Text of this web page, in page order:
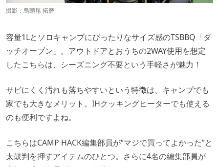
撮影：烏頭尾 拓磨
容量1Lとソロキャンプにぴったりなサイズ感のTSBBQ「ダ
ッチオーブン」。アウトドアとおうちの2WAY使用を想定
したこちらは、シーズニング不要という手軽さが魅力！
サビにくく汚れも落ちやすいという特徴は、キャンプでも
家でも大きなメリット。IHクッキングヒーターでも使える
のも便利ですよね。
こちらはCAMP HACK編集部員が“マジで買ってよかった”と
太鼓判を押すアイテムのひとつ。さらに4名の編集部員が